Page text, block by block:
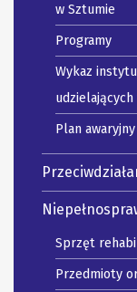
w Sztumie
Programy
Wykaz
Plan awaryjny
Sprzęt
Przedmioty